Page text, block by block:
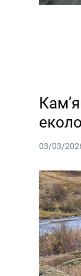
03/03/